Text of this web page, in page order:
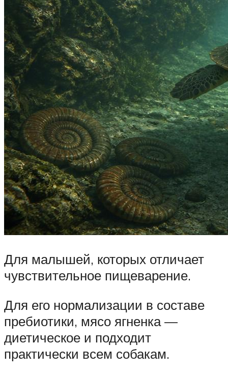
Для малышей, которых отличает
чувствительное пищеварение.
Для его нормализации в составе
пребиотики, мясо ягненка —
диетическое и подходит
практически всем собакам.